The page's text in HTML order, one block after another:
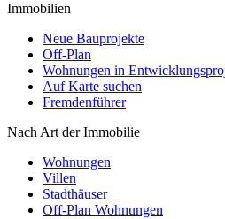
Immobilien
Neue Bauprojekte
Off-Plan
Wohnungen in
Auf Karte suchen
Fremdenführer
Nach Art der Immobilie
Wohnungen
Villen
Stadthäuser
Off-Plan Wohnungen